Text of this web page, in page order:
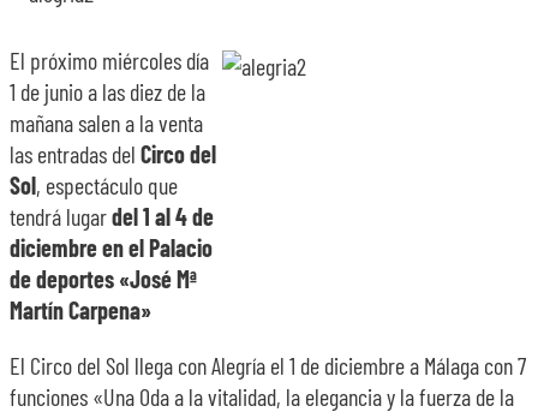
El próximo miércoles día
1 de junio a las diez de la
mañana salen a la venta
las entradas del Circo del
Sol, espectáculo que
tendrá lugardel 1 al 4 de
diciembre en el Palacio
de deportes «José Mª
Martín Carpena»
El Circo del Sol llega con Alegría el 1 de diciembre a Málaga con 7
funciones «Una Oda a la vitalidad, la elegancia y la fuerza de la